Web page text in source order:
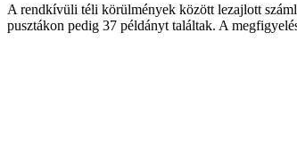
A rendkívüli téli körülmények között lezajlott
pusztákon pedig 37 példányt találtak. A